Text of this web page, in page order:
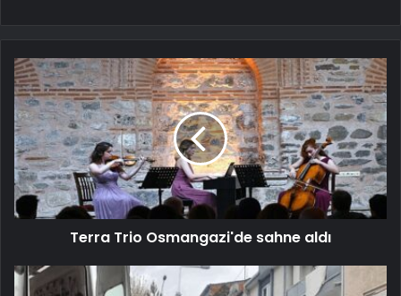
Terra Trio Osmangazi'de sahne aldı